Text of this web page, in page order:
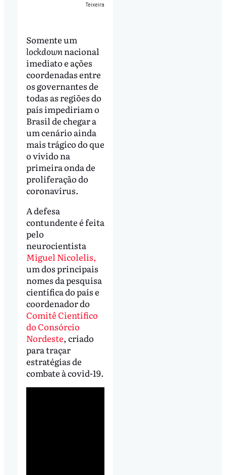
Teixeira
Somente um
lockdownnacional
imediato e ações
coordenadas entre
os governantes de
todas as regiões do
país impediriam o
Brasil de chegar a
um cenário ainda
mais trágico do que
o vivido na
primeira onda de
proliferação do
coronavírus.
A defesa
contundente é feita
pelo
neurocientista
Miguel Nicolelis,
um dos principais
nomes da pesquisa
científica do país e
coordenador do
Comitê Científico
do Consórcio
Nordeste, criado
para traçar
estratégias de
combate à covid-19.